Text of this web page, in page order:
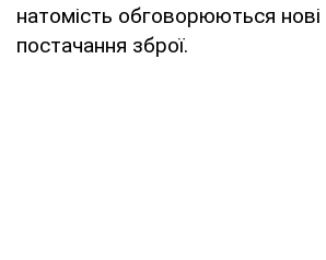
натомість обговорюються
постачання зброї.